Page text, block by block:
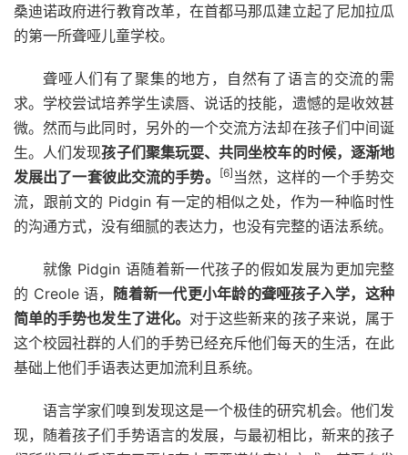
桑迪诺政府进行教育改革，在首都马那瓜建立起了尼加拉瓜
的第一所聋哑儿童学校。
聋哑人们有了聚集的地方，自然有了语言的交流的需
求。学校尝试培养学生读唇、说话的技能，遗憾的是收效甚
微。然而与此同时，另外的一个交流方法却在孩子们中间诞
生。人们发现孩子们聚集玩耍、共同坐校车的时候，逐渐地
发展出了一套彼此交流的手势。
[6] 当然，这样的一个手势交
流，跟前文的 Pidgin 有一定的相似之处，作为一种临时性
的沟通方式，没有细腻的表达力，也没有完整的语法系统。
就像 Pidgin 语随着新一代孩子的假如发展为更加完整
的 Creole 语， 随着新一代更小年龄的聋哑孩子入学，这种
简单的手势也发生了进化。 对于这些新来的孩子来说，属于
这个校园社群的人们的手势已经充斥他们每天的生活，在此
基础上他们手语表达更加流利且系统。
语言学家们嗅到发现这是一个极佳的研究机会。他们发
现，随着孩子们手势语言的发展，与最初相比，新来的孩子